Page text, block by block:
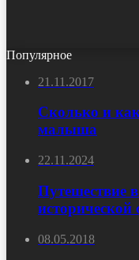
Популярное
21.11.2017
Сколько и
малыша
22.11.2024
Путешествие
08.05.2018